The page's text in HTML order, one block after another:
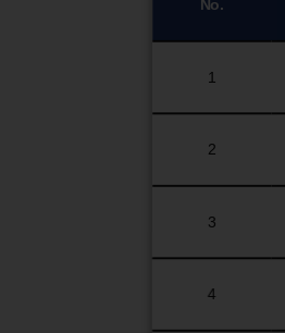
No.
1
2
3
4